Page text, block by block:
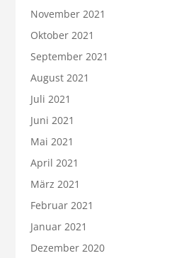
November 2021
Oktober 2021
September 2021
August 2021
Juli 2021
Juni 2021
Mai 2021
April 2021
März 2021
Februar 2021
Januar 2021
Dezember 2020